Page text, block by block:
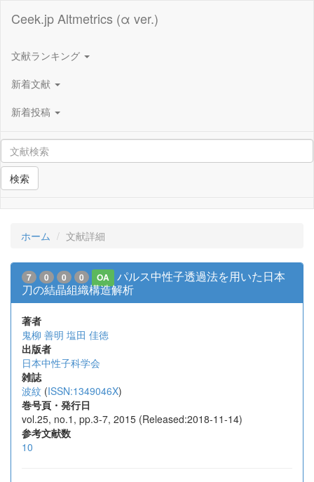
Ceek.jp Altmetrics (α ver.)
文献ランキング
新着文献
新着投稿
検索
ホーム 文献詳細
7 0 0 0 OA
パルス中性子透過法を用いた日本
刀の結晶組織構造解析
著者
鬼柳 善明 塩田 佳徳
出版者
日本中性子科学会
雑誌
波紋 (ISSN:1349046X)
巻号頁・発行日
vol.25, no.1, pp.3-7, 2015 (Released:2018-11-14)
参考文献数
10